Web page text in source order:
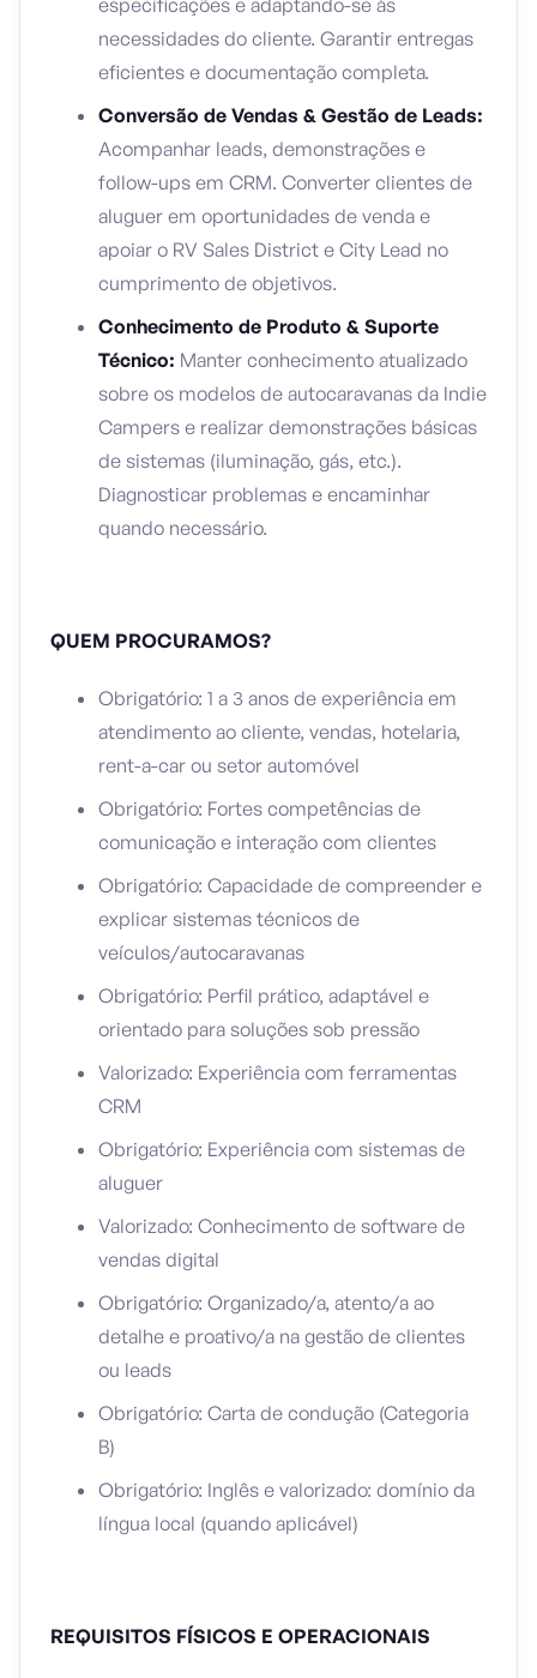
especificações e adaptando-se às
necessidades do cliente. Garantir entregas
eficientes e documentação completa.
Conversão de Vendas & Gestão de Leads:
Acompanhar leads, demonstrações e
follow-ups em CRM. Converter clientes de
aluguer em oportunidades de venda e
apoiar o RV Sales District e City Lead no
cumprimento de objetivos.
Conhecimento de Produto & Suporte
Técnico: Manter conhecimento atualizado
sobre os modelos de autocaravanas da Indie
Campers e realizar demonstrações básicas
de sistemas (iluminação, gás, etc.).
Diagnosticar problemas e encaminhar
quando necessário.
QUEM PROCURAMOS?
Obrigatório: 1 a 3 anos de experiência em
atendimento ao cliente, vendas, hotelaria,
rent-a-car ou setor automóvel
Obrigatório: Fortes competências de
comunicação e interação com clientes
Obrigatório: Capacidade de compreender e
explicar sistemas técnicos de
veículos/autocaravanas
Obrigatório: Perfil prático, adaptável e
orientado para soluções sob pressão
Valorizado: Experiência com ferramentas
CRM
Obrigatório: Experiência com sistemas de
aluguer
Valorizado: Conhecimento de software de
vendas digital
Obrigatório: Organizado/a, atento/a ao
detalhe e proativo/a na gestão de clientes
ou leads
Obrigatório: Carta de condução (Categoria
B)
Obrigatório: Inglês e valorizado: domínio da
língua local (quando aplicável)
REQUISITOS FÍSICOS E OPERACIONAIS